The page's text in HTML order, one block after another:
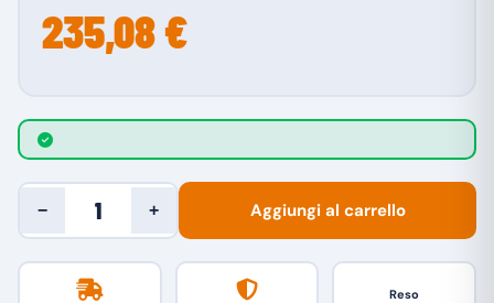
235,08 €
− + Aggiungi al carrello
Reso